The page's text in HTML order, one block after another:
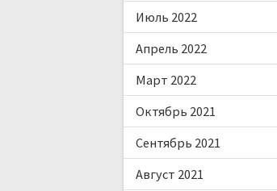
Июль 2022
Апрель 2022
Март 2022
Октябрь 2021
Сентябрь 2021
Август 2021